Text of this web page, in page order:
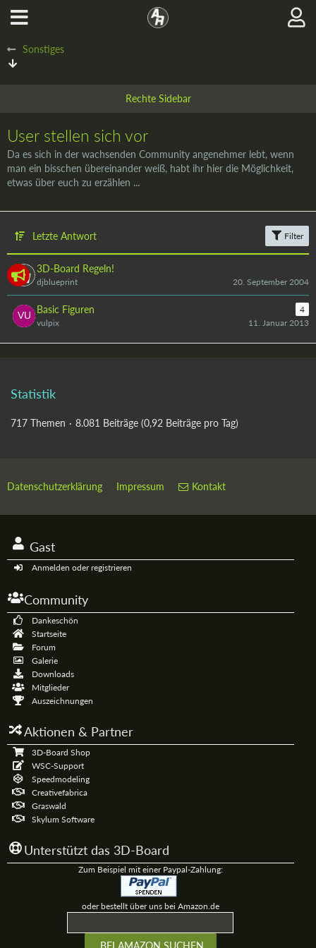
Sonstiges
User stellen sich vor
Da es sich in der wachsenden Community angenehmer lebt, wenn
man ein bisschen übereinander weiß, habt ihr hier die Möglichkeit,
etwas über euch zu erzählen ...
Letzte Antwort Filter
3D-Board Regeln!
djblueprint 20. September 2004
Basic Figuren
4
vulpix
11. Januar 2013
Statistik
717 Themen 8.081 Beiträge (0,92 Beiträge pro Tag)
Datenschutzerklärung Impressum Kontakt
Gast
Anmelden oder registrieren
Community
Dankeschön
Startseite
Forum
Galerie
Downloads
Mitglieder
Auszeichnungen
Aktionen & Partner
3D-Board Shop
WSC-Support
Speedmodeling
Creativefabrica
Graswald
Skylum Software
Unterstützt das 3D-Board
Zum Beispiel mit einer Paypal-Zahlung:
oder bestellt über uns bei Amazon.de